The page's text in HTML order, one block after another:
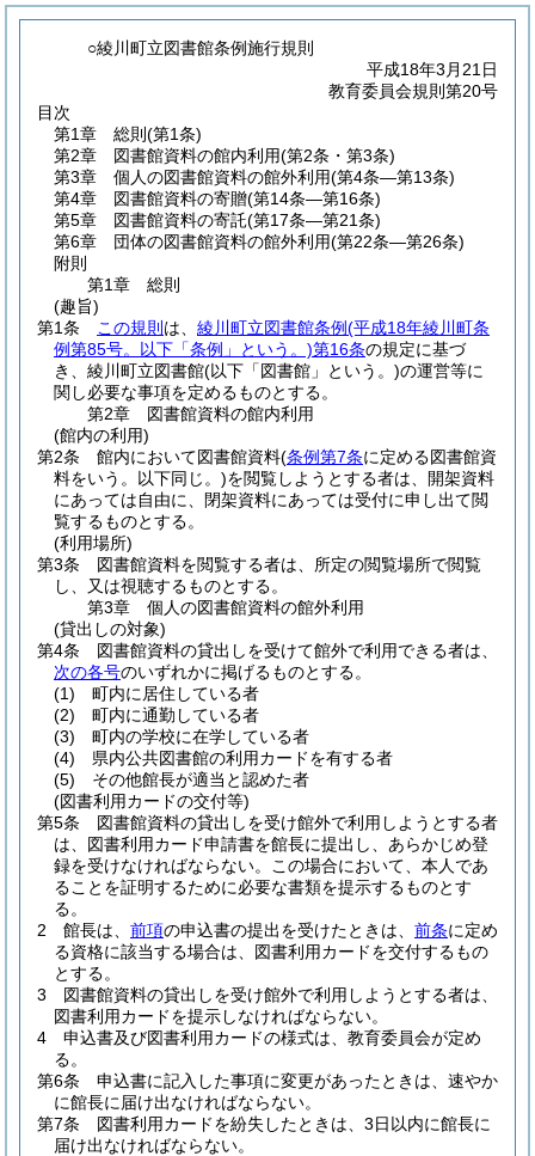
○綾川町立図書館条例施行規則
平成18年3月21日
教育委員会規則第20号
目次
第1章
総則 (第1条)
第2章
図書館資料の館内利用(第2条・第3条)
第3章
個人の図書館資料の館外利用(第4条―第13条)
第4章
図書館資料の寄贈(第14条―第16条)
第5章
図書館資料の寄託(第17条―第21条)
第6章
団体の図書館資料の館外利用(第22条―第26条)
附則
第1章
総則
(趣旨)
第1条
この規則 は、 綾川町立図書館条例(平成18年綾川町条
例第85号。以下「条例」という。)第16条の規定に基づ
き、綾川町立図書館(以下「図書館」という。)の運営等に
関し必要な事項を定めるものとする。
第2章
図書館資料の館内利用
(館内の利用)
第2条
館内において図書館資料(条例第7条に定める図書館資
料をいう。以下同じ。)を閲覧しようとする者は、開架資料
にあっては自由に、閉架資料にあっては受付に申し出て閲
覧するものとする。
(利用場所)
第3条
図書館資料を閲覧する者は、所定の閲覧場所で閲覧
し、又は視聴するものとする。
第3章
個人の図書館資料の館外利用
(貸出しの対象)
第4条
図書館資料の貸出しを受けて館外で利用できる者は、
次の各号のいずれかに掲げるものとする。
(1)
町内に居住している者
(2)
町内に通勤している者
(3)
町内の学校に在学している者
(4)
県内公共図書館の利用カードを有する者
(5)
その他館長が適当と認めた者
(図書利用カードの交付等)
第5条
図書館資料の貸出しを受け館外で利用しようとする者
は、図書利用カード申請書を館長に提出し、あらかじめ登
録を受けなければならない。
この場合において、本人であ
ることを証明するために必要な書類を提示するものとす
る。
2
館長は、 前項の申込書の提出を受けたときは、 前条に定め
る資格に該当する場合は、図書利用カードを交付するもの
とする。
3
図書館資料の貸出しを受け館外で利用しようとする者は、
図書利用カードを提示しなければならない。
4
申込書及び図書利用カードの様式は、教育委員会が定め
る。
第6条
申込書に記入した事項に変更があったときは、速やか
に館長に届け出なければならない。
第7条
図書利用カードを紛失したときは、3日以内に館長に
届け出なければならない。